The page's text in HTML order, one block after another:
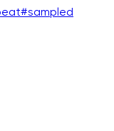
#sampled